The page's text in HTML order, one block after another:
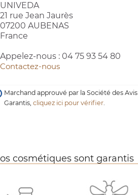
UNIVEDA
21 rue Jean Jaurès
07200 AUBENAS
France
Appelez-nous : 04 75 93 54 80
Contactez-nous
Marchand approuvé par la Société des Avis
Garantis,cliquez ici pour vérifier.
cosmétiques sont garantis